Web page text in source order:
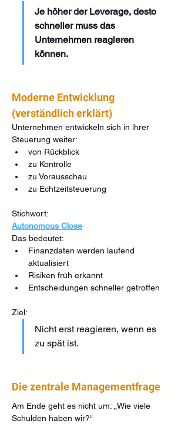
Je höher der Leverage, desto
schneller muss das
Unternehmen reagieren
können.
Moderne Entwicklung
(verständlich erklärt)
Unternehmen entwickeln sich in ihrer
Steuerung weiter:
von Rückblick
zu Kontrolle
zu Vorausschau
zu Echtzeitsteuerung
Stichwort:
Autonomous Close
Das bedeutet:
Finanzdaten werden laufend
aktualisiert
Risiken früh erkannt
Entscheidungen schneller getroffen
Ziel:
Nicht erst reagieren, wenn es
zu spät ist.
Die zentrale Managementfrage
Am Ende geht es nicht um: „Wie viele
Schulden haben wir?“